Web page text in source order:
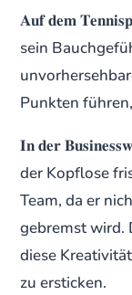
𝐀𝐮𝐟 𝐝𝐞𝐦
sein
Punkten
𝐈𝐧 𝐝𝐞𝐫
der Kopflose
Team, da er
gebremst wird.
diese
zu ersticken.